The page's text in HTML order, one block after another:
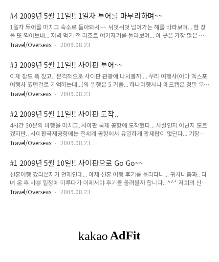
섬의 선착장이 눈 앞에 들어오더군요.. 바닷물 색깔 이쁘고~~ 선착장에 내려 옆을 봤
더니, 너무 맑고 투명한 물 속에 물고기들이 노니는 것이 보이더군요.. 상어도 있더라
구요.. 큰거 말구 아기 상어.. ㅋㅋ 마나가하 섬에서는 스노클링을 했답니다. 물이 너
무 깨끗해서 얼굴을 바닷물에 담그면 알록달록 물고기들이 헤엄치는 모습들이 많이
보이더군요... 수중 카메라를 사서 찍..
#4 2009년 5월 11일!! 1일차 투어를 마무리하며~~
1일차 투어를 마치고 숙소로 돌아와서~~ 뉘엇뉘엇 넘어가는 해를 바라보며... 한 장
을 또 찍어보네... 저녁 먹기 전 리조트 여기저기를 둘러보며... 이 곳은 가장 많은 식
사를 했던 코스타 레스토랑 옆 꽃길... 리조트 앞쪽에 있는 바닷가의 백사장을 걸으며
있더군... 수영장과 샤워실 중간에 있는 식물원이라고 하긴 좀 그렇고... 연못이라고
해야하나... ^^* 저녁은 리조트 내 라라이나 레스토랑에서 캔들 디너를 즐기다~~
^^* 에피타이져~~ 간단한 마늘빵과 하나 더 있었는데 뭐였는지 에고... ^^* 메인 요
리!! 칵테일 한 잔!! 마지막 디저트~~ 애플파이랑 아이스크림!! 우리 룸 아래 나무에
걸려있는 그물침대에 ..
Travel/Overseas 2009.08.23
#3 2009년 5월 11일!! 사이판 투어~~
이제 잠도 푹 잤고.. 본격적으로 사이판 관광에 나서볼까.... 우리 여행사(아마 엑스포
여행사 였던걸로 기억하는데...)의 일행은 5 커플... 하나여행사나 레드캡은 정말 우루
루 몰려다니더군.... 우선 처음 간 곳은... 만세절벽... 2차 대전의 흔적이 곳곳에 남아
서 힘겹게 살아온... 원주민들.... 이 곳 사람들은 예전 포루투칼(?)이 지배했던 때가
가장 좋았다고 한다는데... 뭐 이것도 가이드 설명... 누가 지배를 하던 지배를 받는 사
람은 그게 그거라는 말도 참 안타까운.... 하지만 이 곳 만세절벽은 너무나 아름답고
경이로왔다... 저 손짓은사이판 전통 원주민의 인사말과 함게하는 손짓이란다... '하파
다이!!..
Travel/Overseas 2009.08.23
#2 2009년 5월 11일!! 사이판 도착..
4시간 30분의 비행을 마치고, 사이판 국제 공항에 도착했다... 사실인지 아닌지 모르
겠지만.. 사이판국제공항에는 전세계 공항에서 유일하게 관제탑이 없단다... 기장이
알아서 판단해서 뜨고 내린다는데... (가이드 말에 의하면...) 과연 저 소릴 믿어도 좋
행가에서 가이드들이 나와 있었다... 줄을 잘못선 덕에 우리 비행기에서 우리가 가장
늦게 수속을 하고 나와서 다른 사람들을 기다리게하는... 에고.. 죄송합니다... 우리가
수속을 마칠때쯤 또 한 대의 비행기가 사이판 공항에 도착했다... 일본인들이 타고 온
비행기가~~ 일단 우리나라 시간으로 새벽 1시... 사이판 시간으로 새벽 2시니... 숙소
로 향해 좀 더 자야..
Travel/Overseas 2009.08.23
#1 2009년 5월 10일!! 사이판으로 Go Go~~
신혼여행 갔다온지가 언제인데... 이제 신혼 여행 후기를 올리다니... 귀차니즘과.. 다
녀 온 후 바쁜 일정에 미루다가 이제서야 후기를 올려볼까 합니다.. ^^* 저희의 신혼
여행 이야기 한번 들어 보실라우~~ 자! 그럼 사이판으로 Go~~ 2009년 5월 10일
아름다워~~ 이륙하고 얼마나 지났을까? 한시간 정도 지났을까... 기내식이 나왔다...
Travel/Overseas 2009.08.23